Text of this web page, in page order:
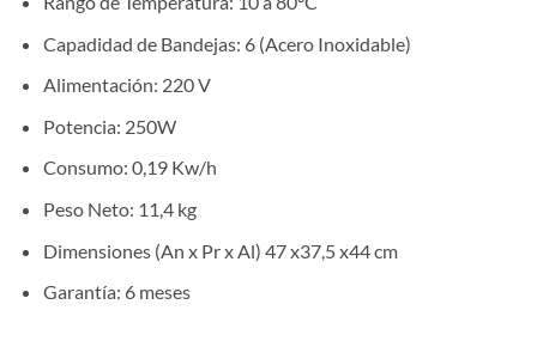
Capadidad de Bandejas: 6 (Acero Inoxidable)
Alimentación: 220 V
Potencia: 250W
Consumo: 0,19 Kw/h
Peso Neto: 11,4 kg
Dimensiones (An x Pr x Al) 47 x37,5 x44 cm
Garantía: 6 meses